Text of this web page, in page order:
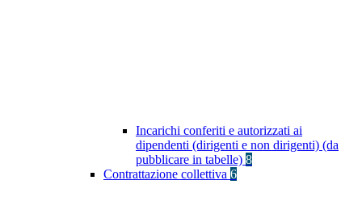
Incarichi conferiti e autorizzati ai
dipendenti (dirigenti e non dirigenti) (da
pubblicare in tabelle) 8
Contrattazione collettiva 6